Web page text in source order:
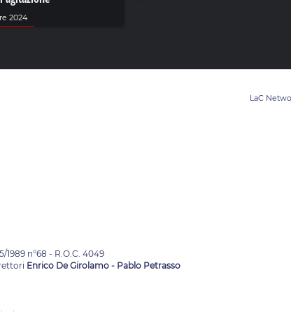
2024
n°68 - R.O.C. 4049
Enrico De Girolamo - Pablo Petrasso